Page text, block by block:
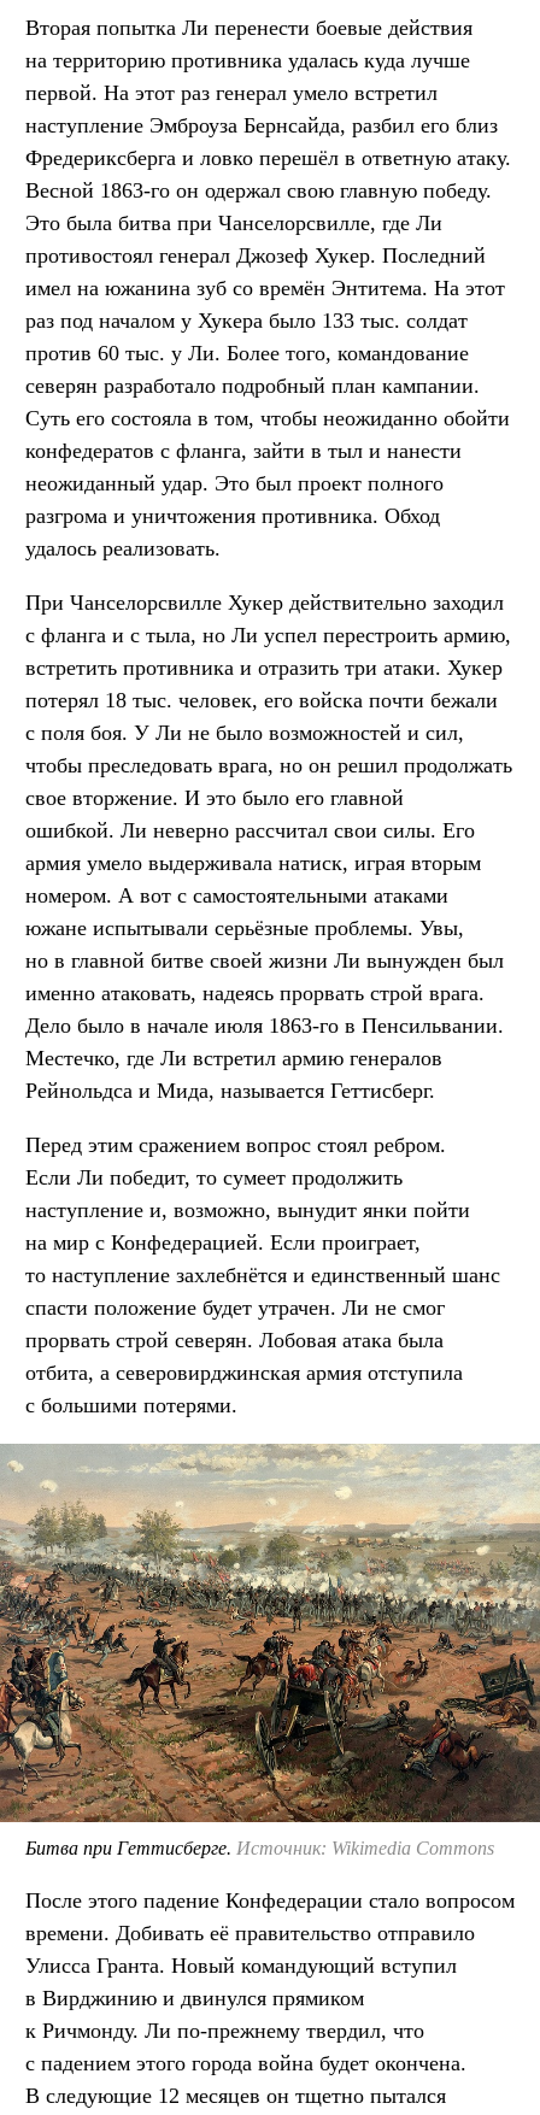
Вторая попытка Ли перенести боевые действия
на территорию противника удалась куда лучше
первой. На этот раз генерал умело встретил
наступление Эмброуза Бернсайда, разбил его близ
Фредериксберга и ловко перешёл в ответную атаку.
Весной 1863-го он одержал свою главную победу.
Это была битва при Чанселорсвилле, где Ли
противостоял генерал Джозеф Хукер. Последний
имел на южанина зуб со времён Энтитема. На этот
раз под началом у Хукера было 133 тыс. солдат
против 60 тыс. у Ли. Более того, командование
северян разработало подробный план кампании.
Суть его состояла в том, чтобы неожиданно обойти
конфедератов с фланга, зайти в тыл и нанести
неожиданный удар. Это был проект полного
разгрома и уничтожения противника. Обход
удалось реализовать.
При Чанселорсвилле Хукер действительно заходил
с фланга и с тыла, но Ли успел перестроить армию,
встретить противника и отразить три атаки. Хукер
потерял 18 тыс. человек, его войска почти бежали
с поля боя. У Ли не было возможностей и сил,
чтобы преследовать врага, но он решил продолжать
свое вторжение. И это было его главной
ошибкой. Ли неверно рассчитал свои силы. Его
армия умело выдерживала натиск, играя вторым
номером. А вот с самостоятельными атаками
южане испытывали серьёзные проблемы. Увы,
но в главной битве своей жизни Ли вынужден был
именно атаковать, надеясь прорвать строй врага.
Дело было в начале июля 1863-го в Пенсильвании.
Местечко, где Ли встретил армию генералов
Рейнольдса и Мида, называется Геттисберг.
Перед этим сражением вопрос стоял ребром.
Если Ли победит, то сумеет продолжить
наступление и, возможно, вынудит янки пойти
на мир с Конфедерацией. Если проиграет,
то наступление захлебнётся и единственный шанс
спасти положение будет утрачен. Ли не смог
прорвать строй северян. Лобовая атака была
отбита, а северовирджинская армия отступила
с большими потерями.
Битва при Геттисберге. Источник: Wikimedia Commons
После этого падение Конфедерации стало вопросом
времени. Добивать её правительство отправило
Улисса Гранта. Новый командующий вступил
в Вирджинию и двинулся прямиком
к Ричмонду. Ли по-прежнему твердил, что
с падением этого города война будет окончена.
В следующие 12 месяцев он тщетно пытался